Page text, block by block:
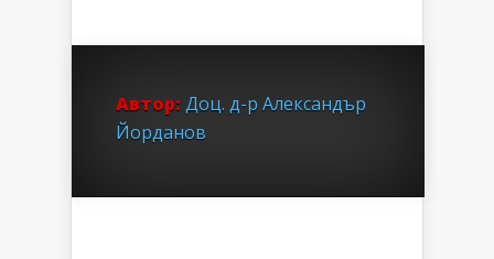
Автор: Доц. д-р Александър
Йорданов